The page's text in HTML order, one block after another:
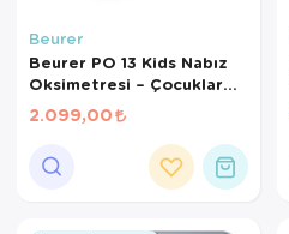
Ortopedi Ürünleri
Ortopedi Ürünleri
Ortopedi Ürünleri
Beurer
Beurer PO 13 Kids Nabız
Oksimetresi – Çocuklar
İçin SpO2 & Nabız Ölçer
Parmak Tipi
2.099,00